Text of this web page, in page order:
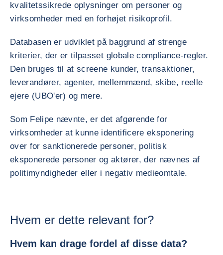
kvalitetssikrede oplysninger om personer og
virksomheder med en forhøjet risikoprofil.
Databasen er udviklet på baggrund af strenge
kriterier, der er tilpasset globale compliance-regler.
Den bruges til at screene kunder, transaktioner,
leverandører, agenter, mellemmænd, skibe, reelle
ejere (UBO'er) og mere.
Som Felipe nævnte, er det afgørende for
virksomheder at kunne identificere eksponering
over for sanktionerede personer, politisk
eksponerede personer og aktører, der nævnes af
politimyndigheder eller i negativ medieomtale.
Hvem er dette relevant for?
Hvem kan drage fordel af disse data?